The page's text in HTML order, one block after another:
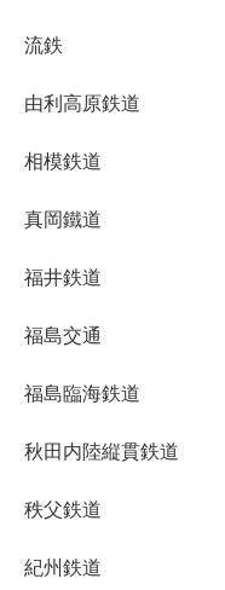
流鉄
由利高原鉄道
相模鉄道
真岡鐵道
福井鉄道
福島交通
福島臨海鉄道
秋田内陸縦貫鉄道
秩父鉄道
紀州鉄道